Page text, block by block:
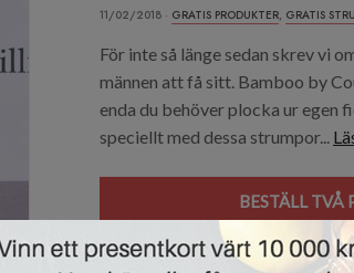
11/02/2018 · GRATIS PRODUKTER, GRATIS
För inte så länge sedan skrev vi
männen att få sitt. Bamboo by
enda du behöver plocka ur egen
speciellt med dessa strumpor...
BESTÄLL TVÅ